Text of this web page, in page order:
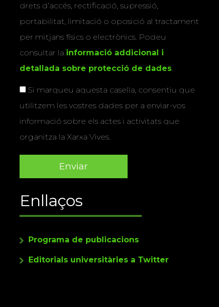
drets d’accés, rectificació, supressió,
portabilitat, limitació o oposició al tractament
per mitjans físics o electrònics. Podeu
consultar la informació addicional i
detallada sobre protecció de dades.
Si marqueu aquesta casella, consentiu que
utilitzem les vostres dades per a enviar-vos
informació sobre els actes i activitats que
organitza la Xarxa Vives.
Enllaços
Programa de publicacions
Editorials universitàries a Twitter